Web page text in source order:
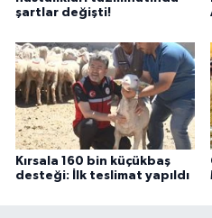
şartlar değişti!
Kırsala 160 bin küçükbaş
desteği: İlk teslimat yapıldı